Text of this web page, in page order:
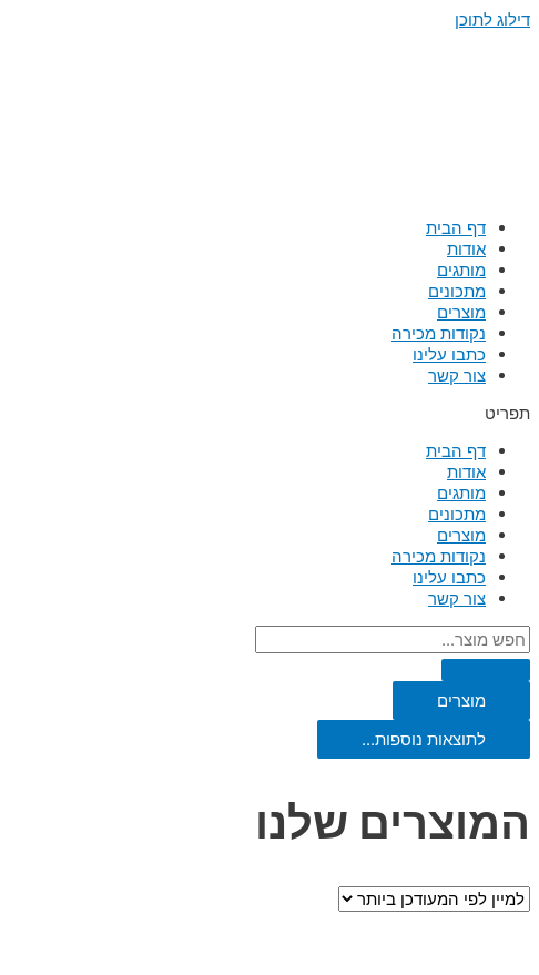
דילוג לתוכן
דף הבית
אודות
מותגים
מתכונים
מוצרים
נקודות מכירה
כתבו עלינו
צור קשר
תפריט
דף הבית
אודות
מותגים
מתכונים
מוצרים
נקודות מכירה
כתבו עלינו
צור קשר
מוצרים
לתוצאות נוספות...
המוצרים שלנו